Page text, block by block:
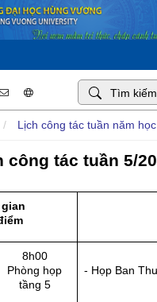
/ Lịch công tác tuần năm
công tác tuần 5/
8h00
Phòng họp
tầng 5
- Họp Ban